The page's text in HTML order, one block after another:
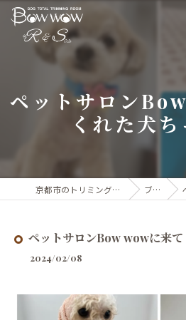
ペットサロン
くれた犬
京都市のトリミングならBow wow ブログ
ペットサロンBow wowに来
2024/02/08